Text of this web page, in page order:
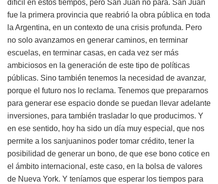
difícil en estos tiempos, pero San Juan no para. San Juan
fue la primera provincia que reabrió la obra pública en toda
la Argentina, en un contexto de una crisis profunda. Pero
no solo avanzamos en generar caminos, en terminar
escuelas, en terminar casas, en cada vez ser más
ambiciosos en la generación de este tipo de políticas
públicas. Sino también tenemos la necesidad de avanzar,
porque el futuro nos lo reclama. Tenemos que prepararnos
para generar ese espacio donde se puedan llevar adelante
inversiones, para también trasladar lo que producimos. Y
en ese sentido, hoy ha sido un día muy especial, que nos
permite a los sanjuaninos poder tomar crédito, tener la
posibilidad de generar un bono, de que ese bono cotice en
el ámbito internacional, este caso, en la bolsa de valores
de Nueva York. Y teníamos que esperar los tiempos para